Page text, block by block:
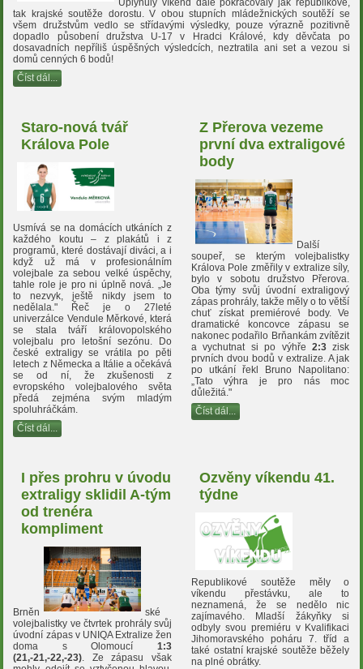
Uplynulý víkend dále pokračovaly jak republikové,
tak krajské soutěže dorostu. V obou stupních mládežnických soutěží se
všem družstvům vedlo se střídavými výsledky, pouze výrazně pozitivně
dopadlo působení družstva U-17 v Hradci Králové, kdy děvčata po
dosavadních nepříliš úspěšných výsledcích, neztratila ani set a vezou si
domů cenných 6 bodů!
Číst dál...
Staro-nová tvář
Králova Pole
Usmívá se na domácích utkáních z
každého koutu – z plakátů i z
programů, které dostávají diváci, a i
když už má v profesionálním
volejbale za sebou velké úspěchy,
tahle role je pro ni úplně nová. „Je
to nezvyk, ještě nikdy jsem to
nedělala." Řeč je o 27leté
univerzálce Vendule Měrkové, která
se stala tváří královopolského
volejbalu pro letošní sezónu. Do
české extraligy se vrátila po pěti
letech z Německa a Itálie a očekává
se od ní, že zkušenosti z
evropského volejbalového světa
předá zejména svým mladým
spoluhráčkám.
Číst dál...
Z Přerova vezeme
první dva extraligové
body
Další
soupeř, se kterým volejbalistky
Králova Pole změřily v extralize síly,
bylo v sobotu družstvo Přerova.
Oba týmy svůj úvodní extraligový
zápas prohrály, takže měly o to větší
chuť získat premiérové body. Ve
dramatické koncovce zápasu se
nakonec podařilo Brňankám zvítězit
a vychutnat si po výhře2:3 zisk
prvních dvou bodů v extralize. A jak
po utkání řekl Bruno Napolitano:
„Tato výhra je pro nás moc
důležitá."
Číst dál...
I přes prohru v úvodu
extraligy sklidil A-tým
od trenéra
kompliment
Brněn
ské
volejbalistky ve čtvrtek prohrály svůj
úvodní zápas v UNIQA Extralize žen
doma s Olomoucí 1:3
(21,-21,-22,-23). Ze zápasu však
Ozvěny víkendu 41.
týdne
Republikové soutěže měly o
víkendu přestávku, ale to
neznamená, že se nedělo nic
zajímavého. Mladší žákyňky si
odbyly svou premiéru v Kvalifikaci
Jihomoravského poháru 7. tříd a
také ostatní krajské soutěže běžely
na plné obrátky.